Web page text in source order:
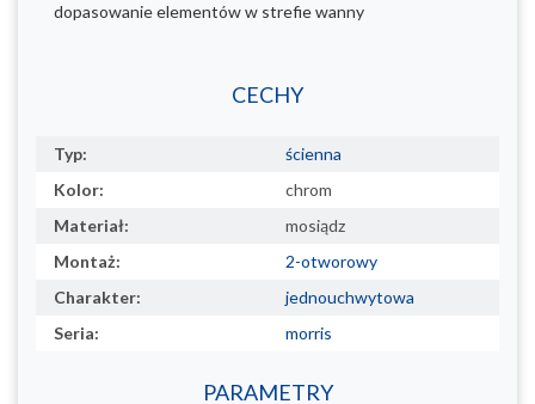
dopasowanie elementów w strefie wanny
CECHY
Typ:
ścienna
Kolor:
chrom
Materiał:
mosiądz
Montaż:
2-otworowy
Charakter:
jednouchwytowa
Seria:
morris
PARAMETRY